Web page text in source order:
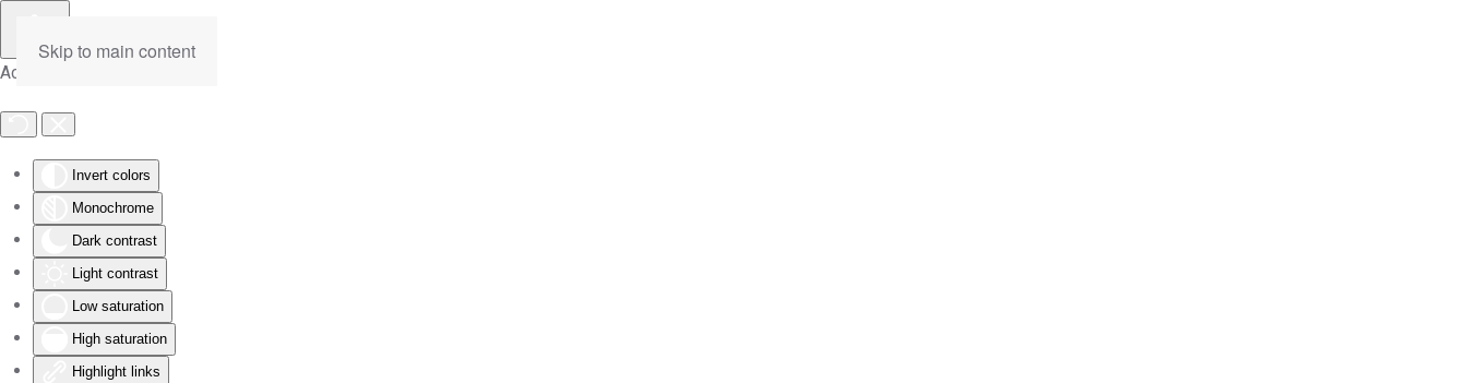
Accessibility Tools
Invert colors
Monochrome
Dark contrast
Light contrast
Low saturation
High saturation
Highlight links
Skip to main content